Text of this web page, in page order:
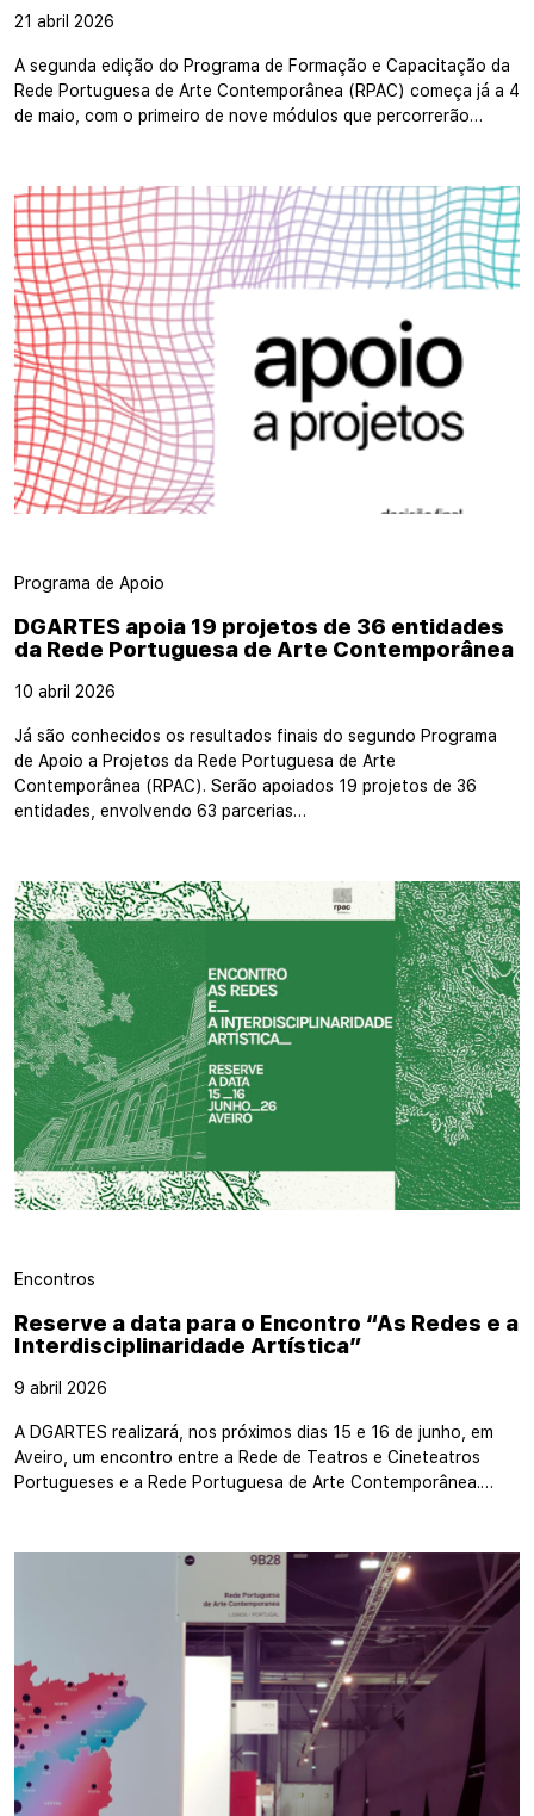
21 abril 2026
A segunda edição do Programa de Formação e Capacitação da
Rede Portuguesa de Arte Contemporânea (RPAC) começa já a 4
de maio, com o primeiro de nove módulos que percorrerão…
Programa de Apoio
DGARTES apoia 19 projetos de 36 entidades
da Rede Portuguesa de Arte Contemporânea
10 abril 2026
Já são conhecidos os resultados finais do segundo Programa
de Apoio a Projetos da Rede Portuguesa de Arte
Contemporânea (RPAC). Serão apoiados 19 projetos de 36
entidades, envolvendo 63 parcerias…
Encontros
Reserve a data para o Encontro “As Redes e a
Interdisciplinaridade Artística”
9 abril 2026
A DGARTES realizará, nos próximos dias 15 e 16 de junho, em
Aveiro, um encontro entre a Rede de Teatros e Cineteatros
Portugueses e a Rede Portuguesa de Arte Contemporânea.…